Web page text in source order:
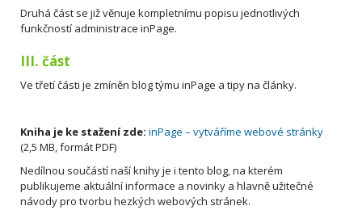
Druhá část se již věnuje kompletnímu popisu jednotlivých
funkčností administrace inPage.
III. část
Ve třetí části je zmíněn blog týmu inPage a tipy na články.
Kniha je ke stažení zde: inPage – vytváříme webové stránky
(2,5 MB, formát PDF)
Nedílnou součástí naší knihy je i tento blog, na kterém
publikujeme aktuální informace a novinky a hlavně užitečné
návody pro tvorbu hezkých webových stránek.